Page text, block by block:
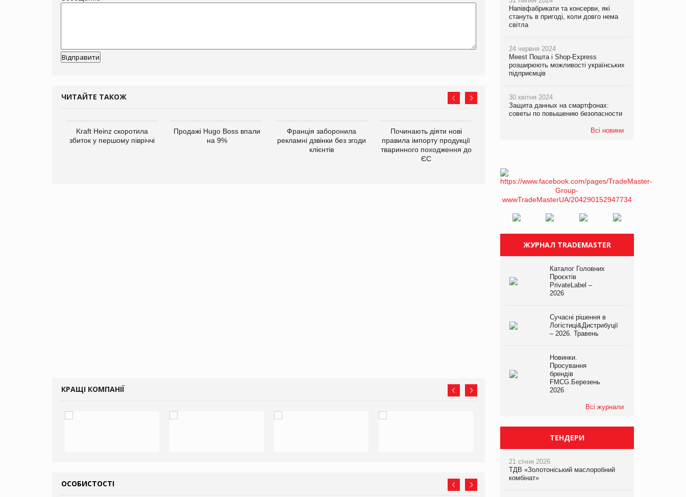
ЧИТАЙТЕ ТАКОЖ
Kraft Heinz скоротила
збиток у першому півріччі
Продажі Hugo Boss впали
на 9%
Франція заборонила
рекламні дзвінки без згоди
клієнтів
Починають діяти нові
правила імпорту продукції
тваринного походження до
ЄС
ФАО прогнозує зростання
КРАЩІ КОМПАНІЇ
ОСОБИСТОСТІ
Напівфабрикати та консерви, які
стануть в пригоді, коли довго нема
світла
24 червня 2024
Meest Пошта і Shop-Express
розширюють можливості українських
підприємців
30 квітня 2024
Защита данных на смартфонах:
советы по повышению безопасности
Всі новини
ЖУРНАЛ TRADEMASTER
Каталог Головних
Проєктів
PrivateLabel –
2026
Сучасні рішення в
Логістиці&Дистрибуції
– 2026. Травень
Новинки.
Просування
брендів
FMCG.Березень
2026
Всі журнали
ТЕНДЕРИ
21 січня 2026
ТДВ «Золотоніський маслоробний
комбінат»